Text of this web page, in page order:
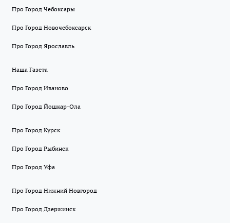
Про Город Чебоксары
Про Город Новочебоксарск
Про Город Ярославль
Наша Газета
Про Город Иваново
Про Город Йошкар-Ола
Про Город Курск
Про Город Рыбинск
Про Город Уфа
Про Город Нижний Новгород
Про Город Дзержинск